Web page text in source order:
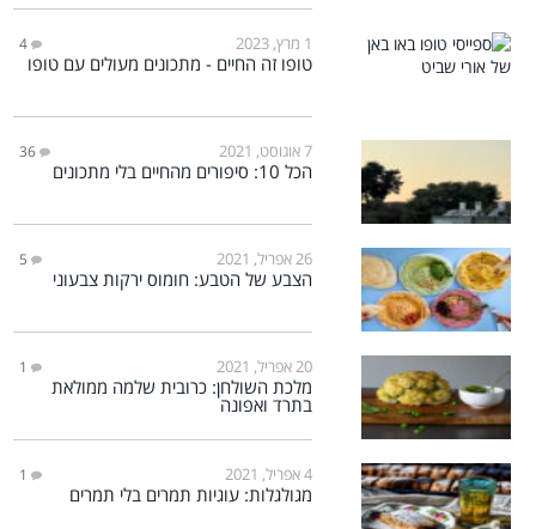
1 מרץ, 2023 4
טופו זה החיים - מתכונים מעולים עם טופו
7 אוגוסט, 2021 36
הכל 10: סיפורים מהחיים בלי מתכונים
26 אפריל, 2021 5
הצבע של הטבע: חומוס ירקות צבעוני
20 אפריל, 2021 1
מלכת השולחן: כרובית שלמה ממולאת
בתרד ואפונה
4 אפריל, 2021 1
מגולגלות: עוגיות תמרים בלי תמרים